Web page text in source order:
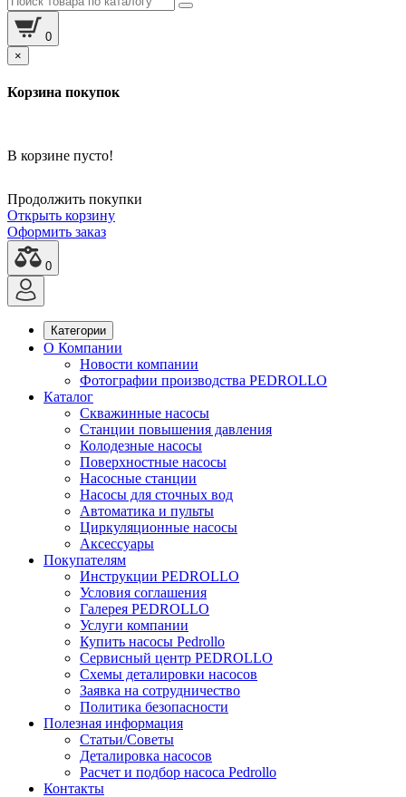
0
×
Корзина покупок
В корзине пусто!
Продолжить покупки
Открыть корзину
Оформить заказ
0
Категории
О Компании
Новости компании
Фотографии производства PEDROLLO
Каталог
Скважинные насосы
Станции повышения давления
Колодезные насосы
Поверхностные насосы
Насосные станции
Насосы для сточных вод
Автоматика и пульты
Циркуляционные насосы
Аксессуары
Покупателям
Инструкции PEDROLLO
Условия соглашения
Галерея PEDROLLO
Услуги компании
Купить насосы Pedrollo
Сервисный центр PEDROLLO
Схемы деталировки насосов
Заявка на сотрудничество
Политика безопасности
Полезная информация
Статьи/Советы
Деталировка насосов
Расчет и подбор насоса Pedrollo
Контакты